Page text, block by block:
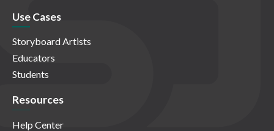
Use Cases
Storyboard Artists
Educators
Students
Resources
Help Center